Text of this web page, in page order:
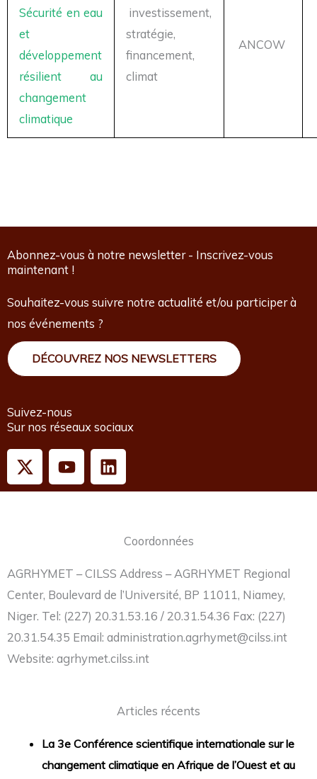
Sécurité en eau
et
développement
résilient au
changement
climatique
investissement,
stratégie,
financement,
climat
ANCOW
Abonnez-vous à notre newsletter - Inscrivez-vous
maintenant !
Souhaitez-vous suivre notre actualité et/ou participer à
nos événements ?
DÉCOUVREZ NOS NEWSLETTERS
Suivez-nous
Sur nos réseaux sociaux
X
-
t
e
r
Y
o
u
L
i
n
n
Coordonnées
AGRHYMET – CILSS Address – AGRHYMET Regional
Center, Boulevard de l’Université, BP 11011, Niamey,
Niger. Tel: (227) 20.31.53.16 / 20.31.54.36 Fax: (227)
20.31.54.35 Email: administration.agrhymet@cilss.int
Website: agrhymet.cilss.int
Articles récents
La 3e Conférence scientifique internationale sur le
changement climatique en Afrique de l’Ouest et au